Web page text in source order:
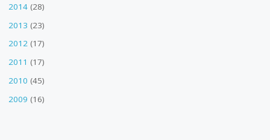
2014(28)
2013 (23)
2012(17)
2011 (17)
2010 (45)
2009 (16)